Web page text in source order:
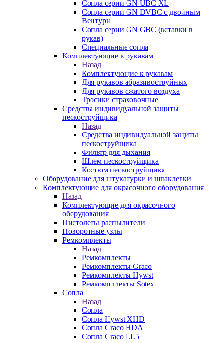
Сопла серии GN UBC XL
Сопла серии GN DVBC с двойным
Вентури
Сопла серии GN GBC (вставки в
рукав)
Специальные сопла
Комплектующие к рукавам
Назад
Комплектующие к рукавам
Для рукавов абразивоструйных
Для рукавов сжатого воздуха
Тросики страховочные
Средства индивидуальной защиты
пескоструйщика
Назад
Средства индивидуальной защиты
пескоструйщика
Фильтр для дыхания
Шлем пескоструйщика
Костюм пескоструйщика
Оборудование для штукатурки и шпаклевки
Комплектующие для окрасочного оборудования
Назад
Комплектующие для окрасочного
оборудования
Пистолеты распылители
Поворотные узлы
Ремкомплекты
Назад
Ремкомплекты
Ремкомплекты Graco
Ремкомплекты Hywst
Ремкомпллекты Sotex
Сопла
Назад
Сопла
Сопла Hywst XHD
Сопла Graco HDA
Сопла Graco LL5